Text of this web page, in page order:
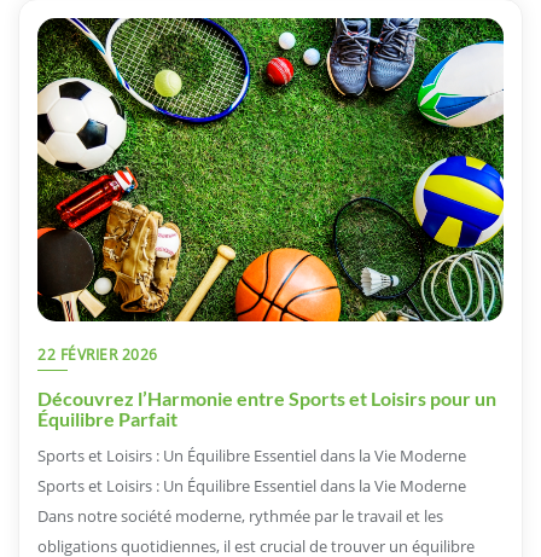
22 FÉVRIER 2026
Découvrez l’Harmonie entre Sports et Loisirs pour un
Équilibre Parfait
Sports et Loisirs : Un Équilibre Essentiel dans la Vie Moderne
Sports et Loisirs : Un Équilibre Essentiel dans la Vie Moderne
Dans notre société moderne, rythmée par le travail et les
obligations quotidiennes, il est crucial de trouver un équilibre